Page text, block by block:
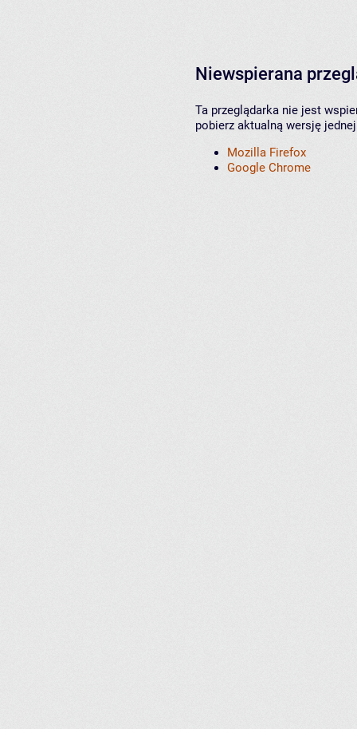
Niewspierana
Ta przeglądarka nie jest
pobierz aktualną wersję
Mozilla Firefox
Google Chrome